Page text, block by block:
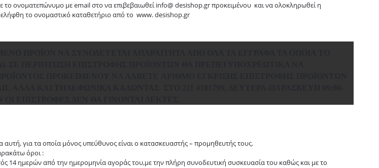
ονοματεπώνυμο με email στο να επιβεβαιωθεί info@ desishop.gr προκειμένου και να ολοκληρωθεί η
το ονομαστικό καταθετήριο από το www. desishop.gr
για τα οποία μόνος υπεύθυνος είναι ο κατασκευαστής – προμηθευτής τους.
όροι :
14 ημερών από την ημερομηνία αγοράς του,με την πλήρη συνοδευτική συσκευασία του καθώς και με το